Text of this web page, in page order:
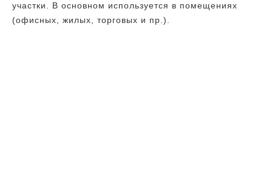
участки. В основном используется в помещениях
(офисных, жилых, торговых и пр.).